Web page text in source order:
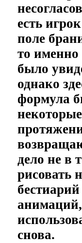
есть
поле
то именно
было
однако
формула
дело не в
рисовать
снова.